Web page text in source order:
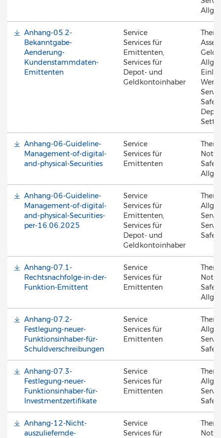
Anhang-05.2-
Bekanntgabe-
Aenderung-
Kundenstammdaten-
Emittenten
Service
Services für
Emittenten,
Services für
Depot- und
Geldkontoinhaber
Asset
Anhang-06-Guideline-
Management-of-digital-
and-physical-Securities
Service
Services für
Emittenten
Anhang-06-Guideline-
Management-of-digital-
and-physical-Securities-
per-16.06.2025
Service
Services für
Emittenten,
Services für
Depot- und
Geldkontoinhaber
Anhang-07.1-
Rechtsnachfolge-in-der-
Funktion-Emittent
Service
Services für
Emittenten
Anhang-07.2-
Festlegung-neuer-
Funktionsinhaber-für-
Schuldverschreibungen
Service
Services für
Emittenten
Anhang-07.3-
Festlegung-neuer-
Funktionsinhaber-für-
Investmentzertifikate
Service
Services für
Emittenten
Anhang-12-Nicht-
auszuliefernde-
Service
Services für